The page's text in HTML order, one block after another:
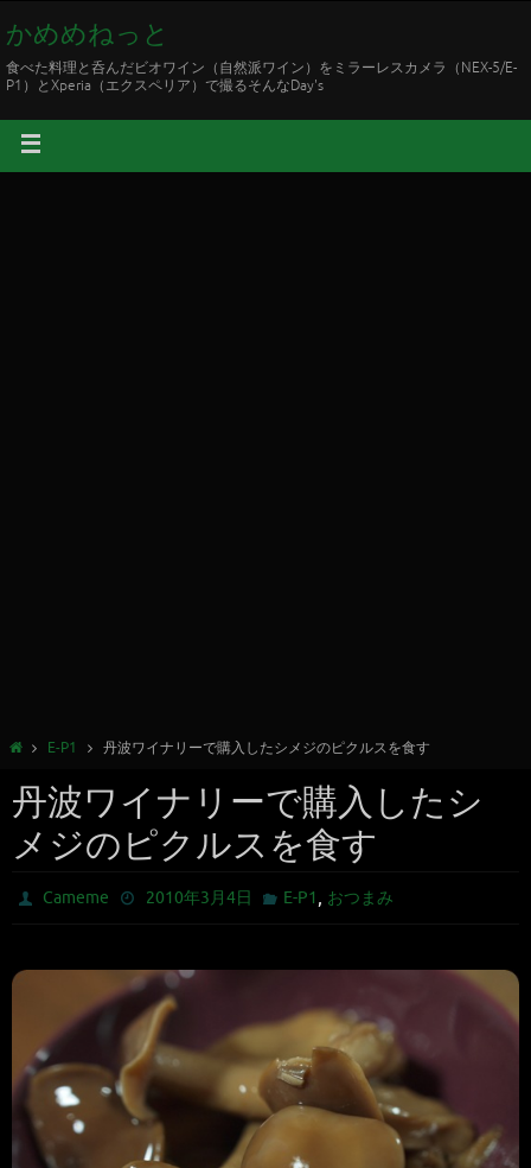
かめめねっと
食べた料理と呑んだビオワイン（自然派ワイン）をミラーレスカメラ（NEX-5/E-
P1）とXperia（エクスペリア）で撮るそんなDay's
E-P1 丹波ワイナリーで購入したシメジのピクルスを食す
丹波ワイナリーで購入したシ
メジのピクルスを食す
Cameme 2010年3月4日 E-P1 , おつまみ